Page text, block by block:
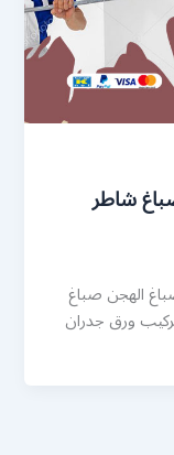
/ 66405052 / صباغ شاطر
الهجن صباغ
ورق جدران